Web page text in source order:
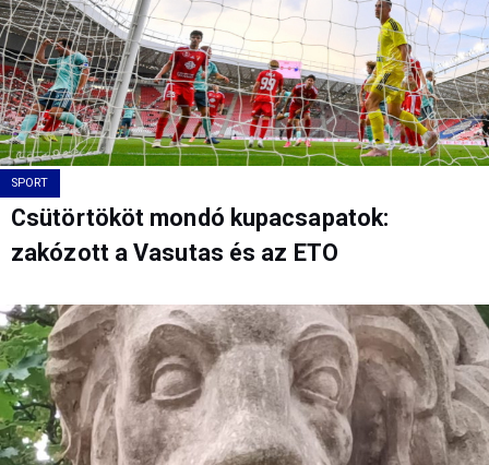
SPORT
Csütörtököt mondó kupacsapatok:
zakózott a Vasutas és az ETO